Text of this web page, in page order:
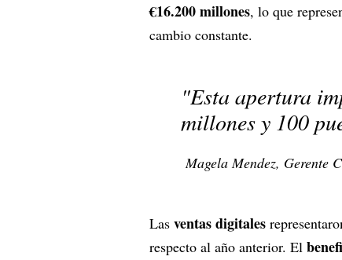
€16.200 millones, lo que
cambio constante.
"Esta apertura
millones y 100
Magela Mendez, Gerente
Las ventas digitales
respecto al año anterior. El